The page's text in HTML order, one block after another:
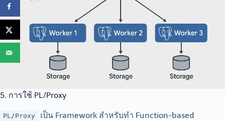
5. การใช้ PL/Proxy
PL/Proxy
เป็น Framework สำหรับทำ Function-based